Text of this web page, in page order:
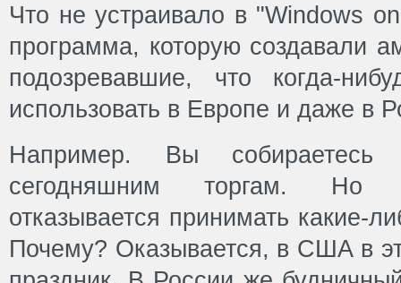
Что не устраивало в "Windows
программа, которую создавали
подозревавшие, что когда-
использовать в Европе и даже в
Например. Вы
сегодняшним торгам. Но
отказывается принимать какие-
Почему? Оказывается, в США в